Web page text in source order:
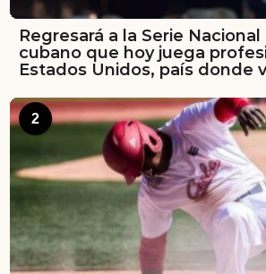
Regresará a la Serie
cubano que hoy juega
Estados Unidos, país donde
2